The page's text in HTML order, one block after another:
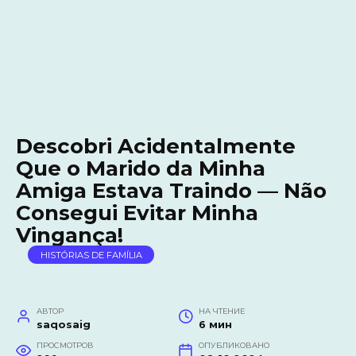
Descobri Acidentalmente
Que o Marido da Minha
Amiga Estava Traindo — Não
Consegui Evitar Minha
Vingança!
HISTÓRIAS DE FAMÍLIA
АВТОР
saqosaig
НА ЧТЕНИЕ
6 мин
ПРОСМОТРОВ ОПУБЛИКОВАНО